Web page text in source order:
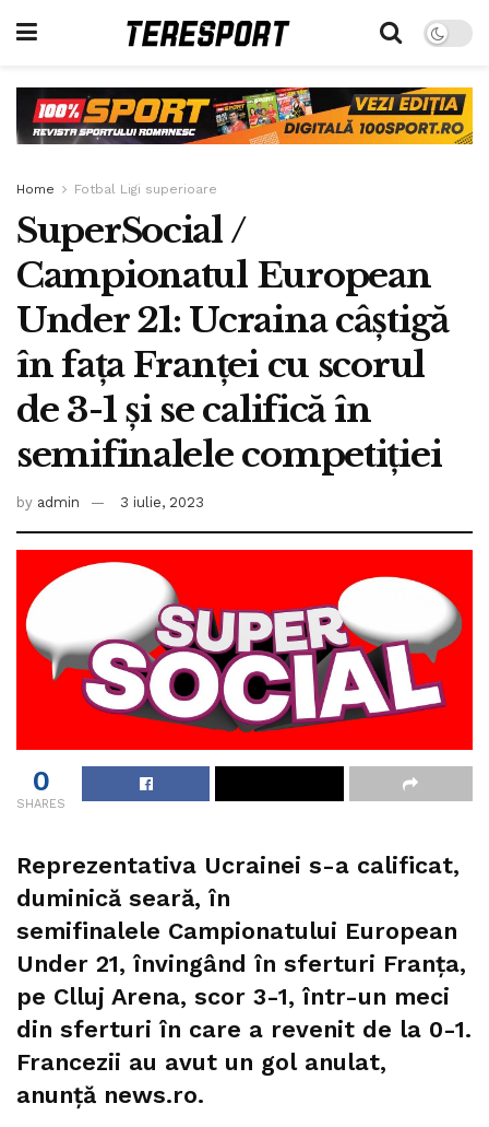
Home Fotbal Ligi superioare
SuperSocial /
Campionatul European
Under 21: Ucraina câștigă
în fața Franței cu scorul
de 3-1 și se califică în
semifinalele competiției
by admin 3 iulie, 2023
0
SHARES
Reprezentativa Ucrainei s-a calificat,
duminică seară, în
semifinalele Campionatului European
Under 21, învingând în sferturi Franţa,
pe Clluj Arena, scor 3-1, într-un meci
din sferturi în care a revenit de la 0-1.
Francezii au avut un gol anulat,
anunță news.ro.